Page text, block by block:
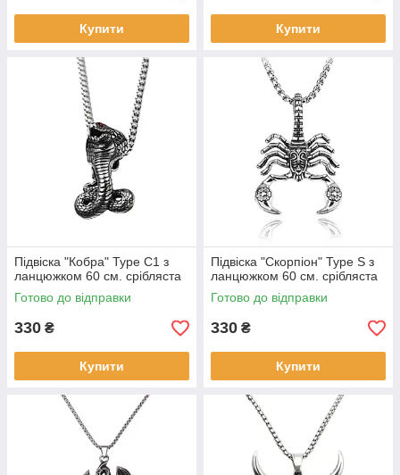
Купити Купити
Підвіска "Кобра" Type С1 з
ланцюжком 60 см. срібляста
Готово до відправки
330 ₴
Купити
Підвіска "Cкорпіон" Type S з
ланцюжком 60 см. срібляста
Готово до відправки
330 ₴
Купити